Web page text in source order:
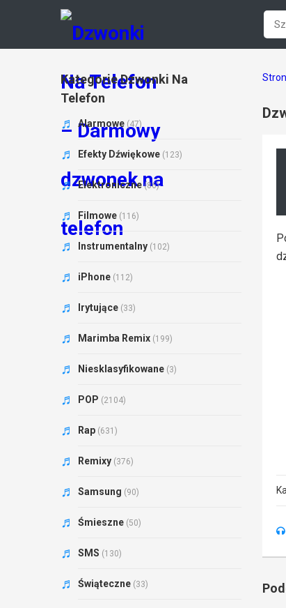
Kategorie Dzwonki Na
Telefon
Alarmowe (47)
Efekty Dźwiękowe (123)
Elektroniczne (86)
Filmowe (116)
Instrumentalny (102)
iPhone (112)
Irytujące (33)
Marimba Remix (199)
Niesklasyfikowane (3)
POP (2104)
Rap (631)
Remixy (376)
Samsung (90)
Śmieszne (50)
SMS (130)
Świąteczne (33)